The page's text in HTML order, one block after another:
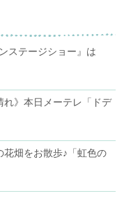
ステージショー』は
れ》本日メーテレ「ドデ
畑をお散歩♪「虹色の